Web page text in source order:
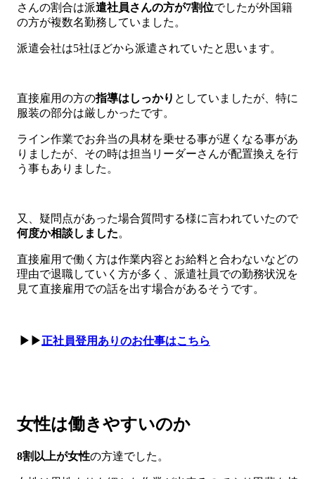
さんの割合は派遣社員さんの方が7割位でしたが外国籍
の方が複数名勤務していました。
派遣会社は5社ほどから派遣されていたと思います。
直接雇用の方の指導はしっかり としていましたが、特に
服装の部分は厳しかったです。
ライン作業でお弁当の具材を乗せる事が遅くなる事があ
りましたが、その時は担当リーダーさんが配置換えを行
う事もありました。
又、疑問点があった場合質問する様に言われていたので
何度か相談しました。
直接雇用で働く方は作業内容とお給料と合わないなどの
理由で退職していく方が多く、派遣社員での勤務状況を
見て直接雇用での話を出す場合があるそうです。
▶▶正社員登用ありのお仕事はこちら
女性は働きやすいのか
8割以上が女性の方達でした。